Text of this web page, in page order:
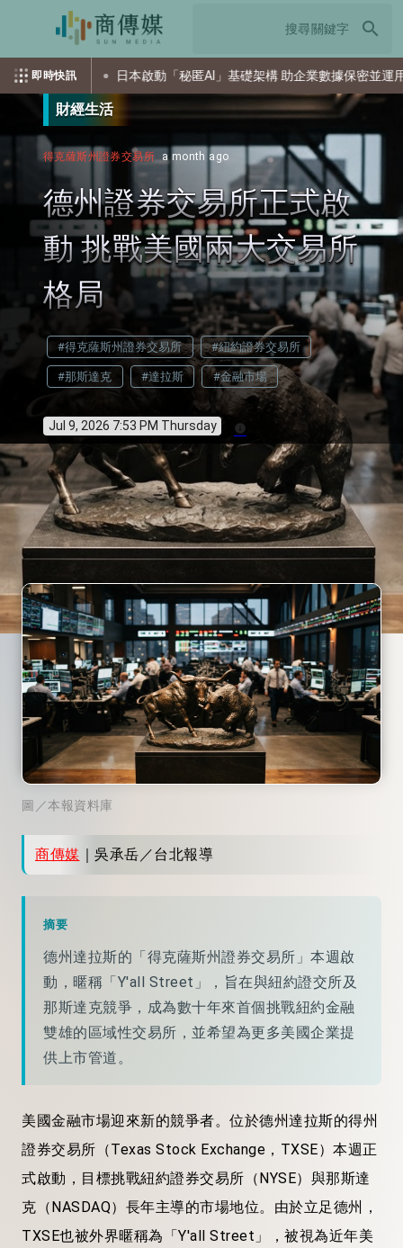
search
即時快訊
擊 日本啟動「秘匿AI」基礎架構 助企業數據保密並運用AI
財經生活
得克薩斯州證券交易所 a month ago
德州證券交易所正式啟
動 挑戰美國兩大交易所
格局
#得克薩斯州證券交易所 #紐約證券交易所
#那斯達克 #達拉斯 #金融市場
Jul 9, 2026 7:53 PM Thursday info
圖／本報資料庫
商傳媒 ｜吳承岳／台北報導
摘要
德州達拉斯的「得克薩斯州證券交易所」本週啟
動，暱稱「Y'all Street」，旨在與紐約證交所及
那斯達克競爭，成為數十年來首個挑戰紐約金融
雙雄的區域性交易所，並希望為更多美國企業提
供上市管道。
美國金融市場迎來新的競爭者。位於德州達拉斯的得州
證券交易所（Texas Stock Exchange，TXSE）本週正
式啟動，目標挑戰紐約證券交易所（NYSE）與那斯達
克（NASDAQ）長年主導的市場地位。由於立足德州，
TXSE也被外界暱稱為「Y'all Street」，被視為近年美